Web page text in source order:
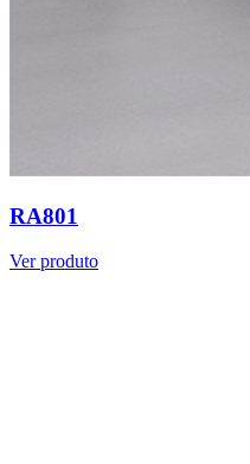
RA801
Ver produto